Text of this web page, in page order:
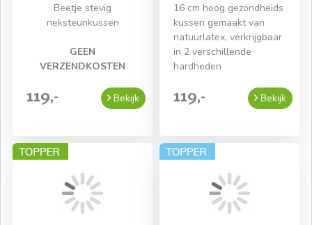
Beetje stevig
neksteunkussen
GEEN
VERZENDKOSTEN
119,- Bekijk
16 cm hoog gezondheids
kussen gemaakt van
natuurlatex, verkrijgbaar
in 2 verschillende
hardheden
119,- Bekijk